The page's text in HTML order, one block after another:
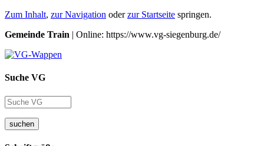
Zum Inhalt, zur Navigation oderzur Startseite springen.
Gemeinde Train | Online: https://www.vg-siegenburg.de/
Suche VG
suchen